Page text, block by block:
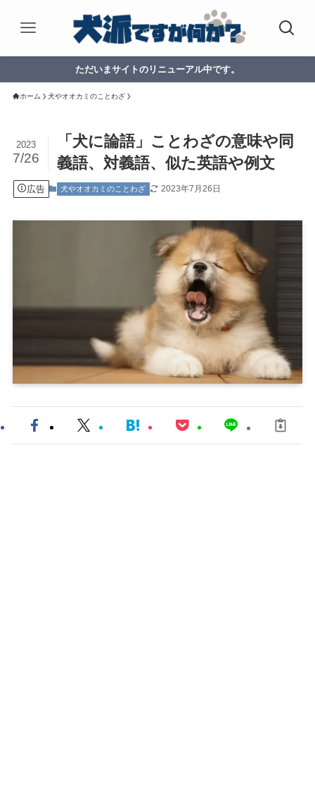
ただいまサイトのリニューアル中です。
ホーム 犬やオオカミのことわざ
「犬に論語」ことわざの意味や同
義語、対義語、似た英語や例文
2023
7/26
広告 犬やオオカミのことわざ 2023年7月26日